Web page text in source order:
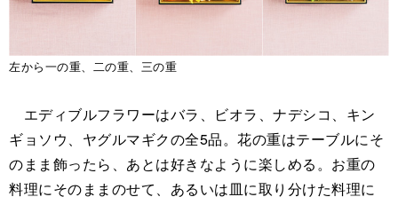
左から一の重、二の重、三の重
エディブルフラワーはバラ、ビオラ、ナデシコ、キン
ギョソウ、ヤグルマギクの全5品。花の重はテーブルにそ
のまま飾ったら、あとは好きなように楽しめる。お重の
料理にそのままのせて、あるいは皿に取り分けた料理に